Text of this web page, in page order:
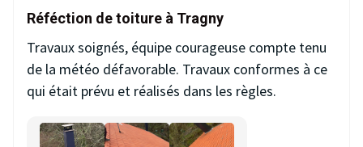
Réféction de toiture à Tragny
Travaux soignés, équipe courageuse compte tenu
de la météo défavorable. Travaux conformes à ce
qui était prévu et réalisés dans les règles.